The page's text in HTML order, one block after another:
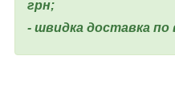
грн;
- швидка доставка по